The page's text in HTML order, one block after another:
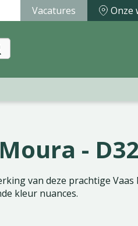
Vacatures Onze
-
van deze prachtige
kleur nuances.